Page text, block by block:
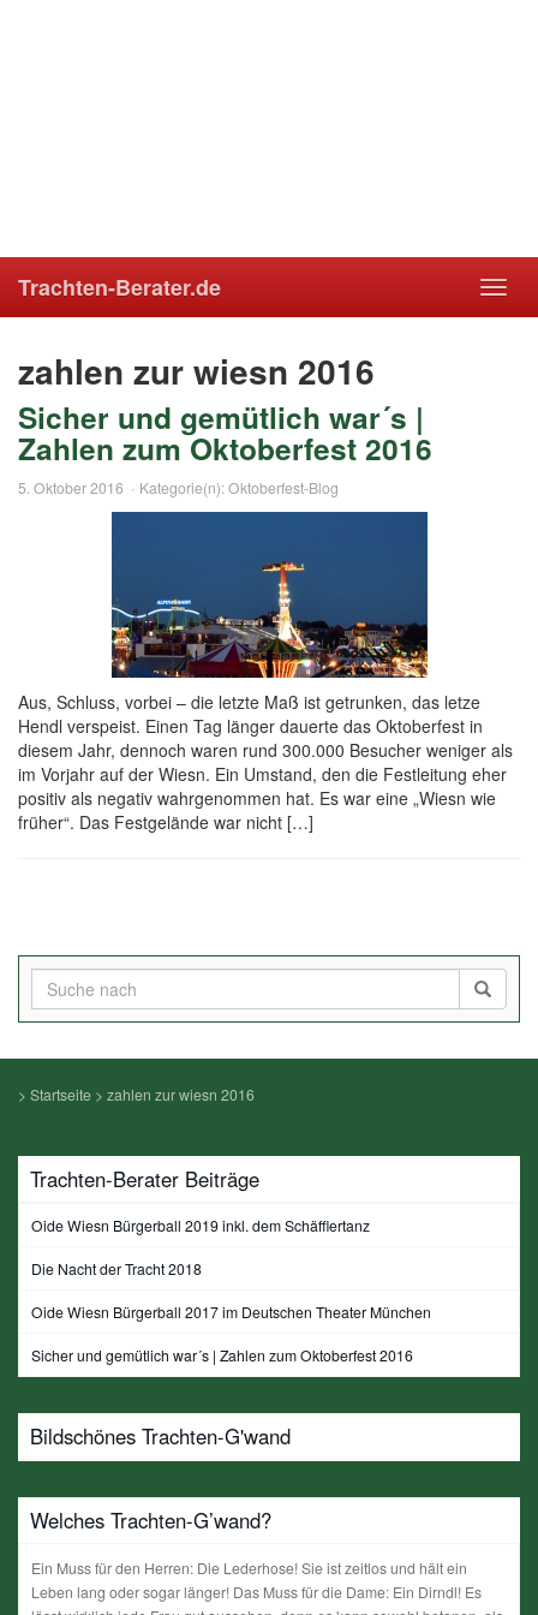
Trachten-Berater.de
zahlen zur wiesn 2016
Sicher und gemütlich war´s |
Zahlen zum Oktoberfest 2016
5. Oktober 2016 Kategorie(n):Oktoberfest-Blog
Aus, Schluss, vorbei – die letzte Maß ist getrunken, das letze
Hendl verspeist. Einen Tag länger dauerte das Oktoberfest in
diesem Jahr, dennoch waren rund 300.000 Besucher weniger als
im Vorjahr auf der Wiesn. Ein Umstand, den die Festleitung eher
positiv als negativ wahrgenommen hat. Es war eine „Wiesn wie
früher“. Das Festgelände war nicht […]
> Startseite > zahlen zur wiesn 2016
Trachten-Berater Beiträge
Oide Wiesn Bürgerball 2019 inkl. dem Schäfflertanz
Die Nacht der Tracht 2018
Oide Wiesn Bürgerball 2017 im Deutschen Theater München
Sicher und gemütlich war´s | Zahlen zum Oktoberfest 2016
Bildschönes Trachten-G'wand
Welches Trachten-G’wand?
Ein Muss für den Herren: Die Lederhose! Sie ist zeitlos und hält ein
Leben lang oder sogar länger! Das Muss für die Dame: Ein Dirndl! Es